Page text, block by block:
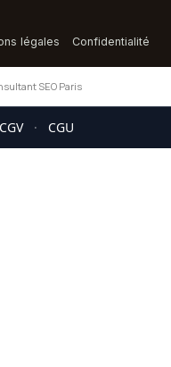
légales Confidentialité
SEO Paris
CGV · CGU